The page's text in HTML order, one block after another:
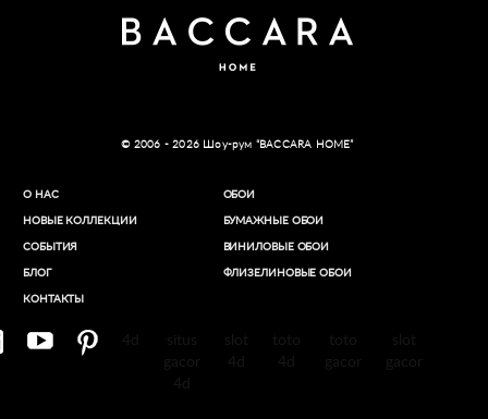
© 2006 - 2026 Шоу-рум “BACCARA HOME”
О НАС
НОВЫЕ КОЛЛЕКЦИИ
СОБЫТИЯ
БЛОГ
КОНТАКТЫ
ОБОИ
БУМАЖНЫЕ ОБОИ
ВИНИЛОВЫЕ ОБОИ​
ФЛИЗЕЛИНОВЫЕ ОБОИ